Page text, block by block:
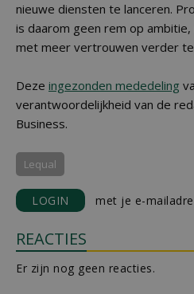
nieuwe diensten te lanceren.
is daarom geen rem op
met meer vertrouwen verder
Deze ingezonden mededeling
verantwoordelijkheid van de
Business.
Lequal
LOGIN met je e-
REACTIES
Er zijn nog geen reacties.